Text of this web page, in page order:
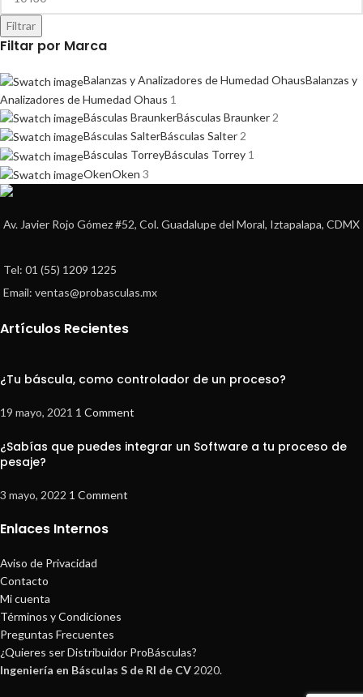
Filtrar
Filtar por Marca
Balanzas y Analizadores de Humedad OhausBalanzas y
Analizadores de Humedad Ohaus 1
Básculas BraunkerBásculas Braunker 2
Básculas SalterBásculas Salter 2
Básculas TorreyBásculas Torrey 1
OkenOken 3
Av. Javier Rojo Gómez #52, Col. Guadalupe del Moral, Iztapalapa, CDMX
Tel: 01 (55) 1209 1225
Email: ventas@probasculas.mx
Artículos Recientes
¿Tu báscula, como controlador de un proceso?
19 mayo, 2021 1 Comment
¿Sabías que puedes integrar un Software a tu proceso de
pesaje?
3 mayo, 2022 1 Comment
Enlaces Internos
Aviso de Privacidad
Contacto
Mi cuenta
Términos y Condiciones
Preguntas Frecuentes
¿Quieres ser Distribuidor ProBásculas?
Ingeniería en Básculas S de Rl de CV 2020.